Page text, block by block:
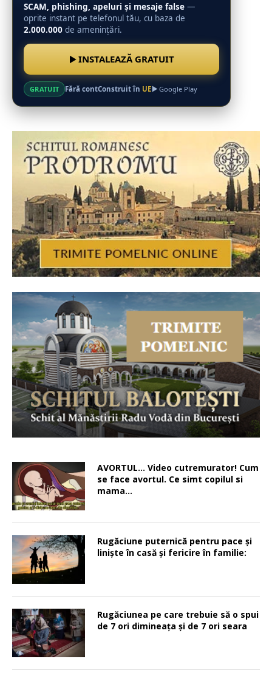
SCAM, phishing, apeluri și mesaje false —
oprite instant pe telefonul tău, cu baza de
2.000.000 de amenințări.
INSTALEAZĂ GRATUIT
GRATUIT Fără contConstruit în UE Google Play
AVORTUL… Video cutremurator! Cum
se face avortul. Ce simt copilul si
mama…
Rugăciune puternică pentru pace şi
linişte în casă şi fericire în familie:
Rugăciunea pe care trebuie să o spui
de 7 ori dimineața și de 7 ori seara